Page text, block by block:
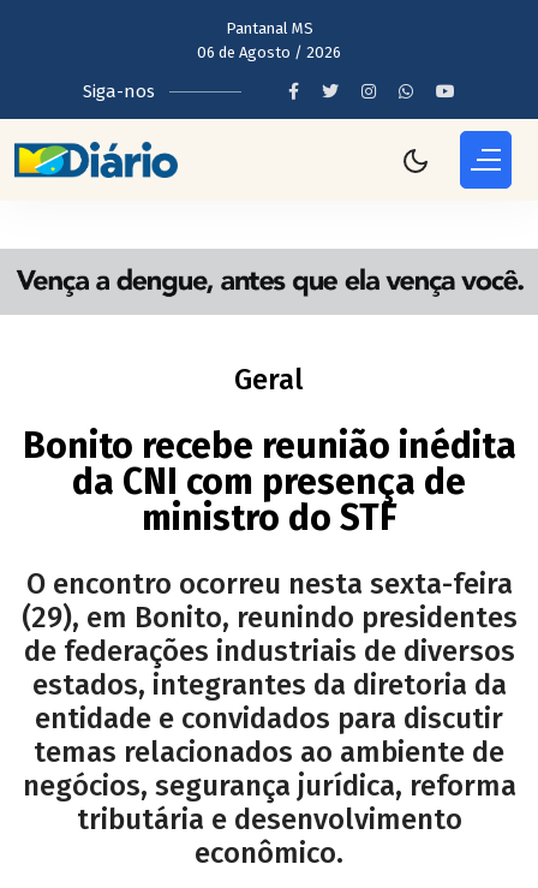
Pantanal MS
06 de Agosto / 2026
Siga-nos
Geral
Bonito recebe reunião inédita
da CNI com presença de
ministro do STF
O encontro ocorreu nesta sexta-feira
(29), em Bonito, reunindo presidentes
de federações industriais de diversos
estados, integrantes da diretoria da
entidade e convidados para discutir
temas relacionados ao ambiente de
negócios, segurança jurídica, reforma
tributária e desenvolvimento
econômico.